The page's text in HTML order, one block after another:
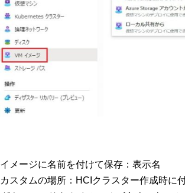
イメージに名前を付けて保存：表示名
カスタムの場所：HCIクラスター作成時に